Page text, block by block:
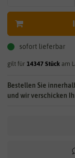
sofort lieferbar
gilt für 14347 Stück am
Bestellen Sie
und wir verschicken